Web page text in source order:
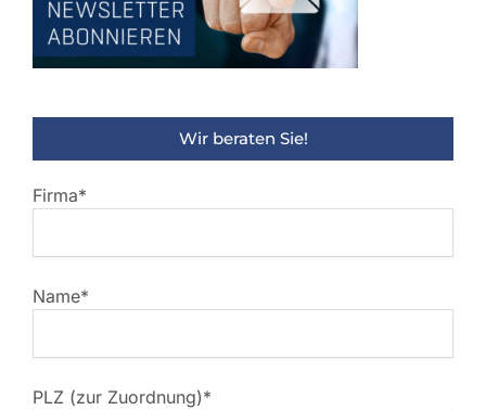
Wir beraten Sie!
Firma*
Name*
PLZ (zur Zuordnung)*